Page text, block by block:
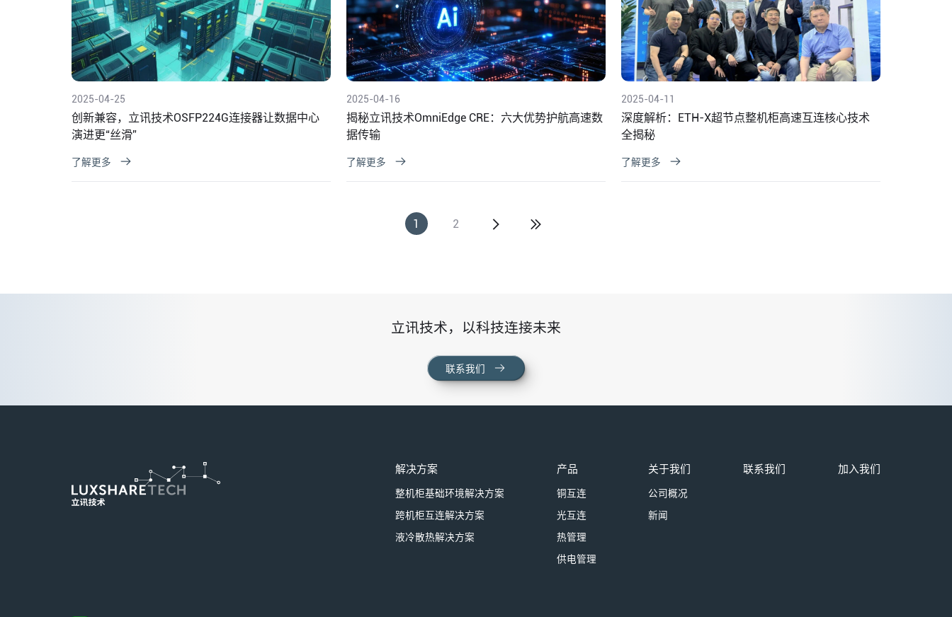
2025-04-25
创新兼容，立讯技术OSFP224G连接器让数据中心
演进更“丝滑”
了解更多
2025-04-16
揭秘立讯技术OmniEdge CRE：六大优势护航高速数
据传输
了解更多
2025-04-11
深度解析：ETH-X超节点整机柜高速互连核心技术
全揭秘
了解更多
1 2
立讯技术，以科技连接未来
联系我们
解决方案
整机柜基础环境解决方案
跨机柜互连解决方案
液冷散热解决方案
产品
铜互连
光互连
热管理
供电管理
关于我们
公司概况
新闻
联系我们 加入我们